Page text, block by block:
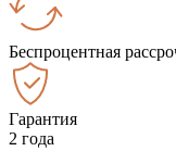
Беспроцентная
Гарантия
2 года